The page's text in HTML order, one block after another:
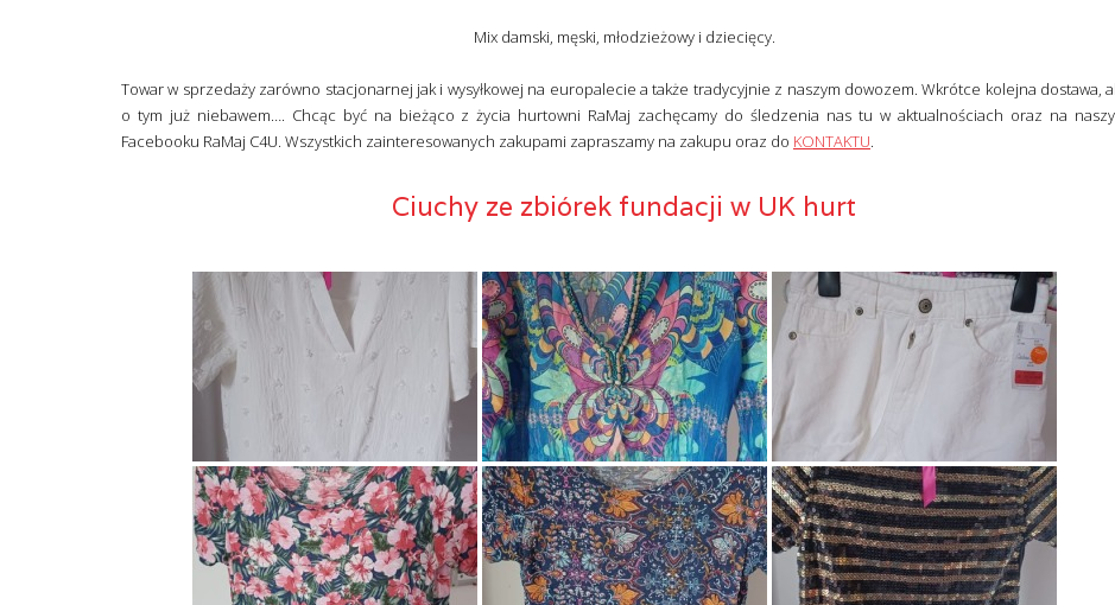
Mix damski, męski, młodzieżowy i dziecięcy.
Towar w sprzedaży zarówno stacjonarnej jak i wysyłkowej na europalecie a także tradycyjnie z naszym dowozem. Wkrótce kolejna dostawa,
o tym już niebawem…. Chcąc być na bieżąco z życia hurtowni RaMaj zachęcamy do śledzenia nas tu w aktualnościach oraz na
Facebooku RaMaj C4U. Wszystkich zainteresowanych zakupami zapraszamy na zakupu oraz do KONTAKTU.
Ciuchy ze zbiórek fundacji w UK hurt